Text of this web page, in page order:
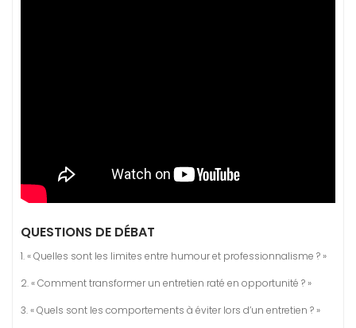
QUESTIONS DE DÉBAT
1. « Quelles sont les limites entre humour et professionnalisme ? »
2. « Comment transformer un entretien raté en opportunité ? »
3. « Quels sont les comportements à éviter lors d’un entretien ? »